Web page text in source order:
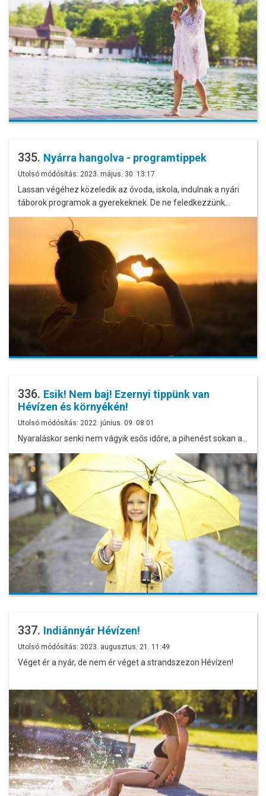
335. Nyárra hangolva - programtippek
Utolsó módósítás: 2023. május. 30. 13:17
Lassan végéhez közeledik az óvoda, iskola, indulnak a nyári
táborok programok a gyerekeknek. De ne feledkezzünk…
336. Esik! Nem baj! Ezernyi tippünk van
Hévízen és környékén!
Utolsó módósítás: 2022. június. 09. 08:01
Nyaraláskor senki nem vágyik esős időre, a pihenést sokan a…
337. Indiánnyár Hévízen!
Utolsó módósítás: 2023. augusztus. 21. 11:49
Véget ér a nyár, de nem ér véget a strandszezon Hévízen!